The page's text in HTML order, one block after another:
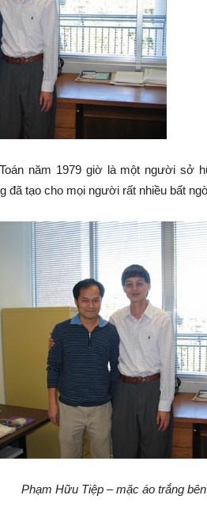
năm 1979 giờ là một người sở
đã tạo cho mọi người rất nhiều bất
Phạm Hữu Tiệp – mặc áo trắng